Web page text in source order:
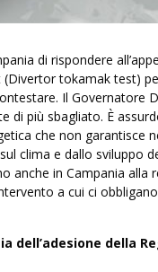
di rispondere
tokamak test)
Il Governatore
di più sbagliato. È
che non garantisce
clima e dallo sviluppo
in Campania alla
a cui ci
dell’adesione della